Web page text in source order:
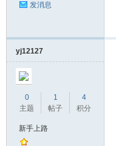
发消息
yj12127
0
主题
1
帖子
4
积分
新手上路